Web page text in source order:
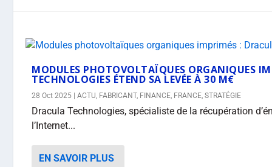
MODULES PHOTOVOLTAÏQUES ORGANIQUES
TECHNOLOGIES ÉTEND SA LEVÉE À 30 M€
28 Oct 2025 |ACTU, FABRICANT, FINANCE, FRANCE,STRATÉGIE
Dracula Technologies, spécialiste de la récupération
l’Internet...
EN SAVOIR PLUS